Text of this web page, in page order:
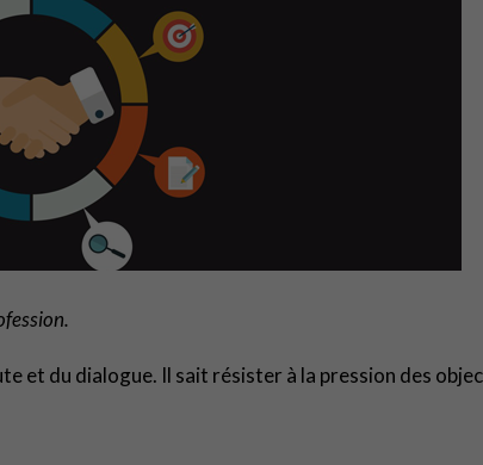
et du dialogue. Il sait résister à la pression des